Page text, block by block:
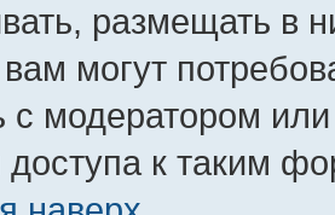
размещать в
могут
с модератором
доступа к таким